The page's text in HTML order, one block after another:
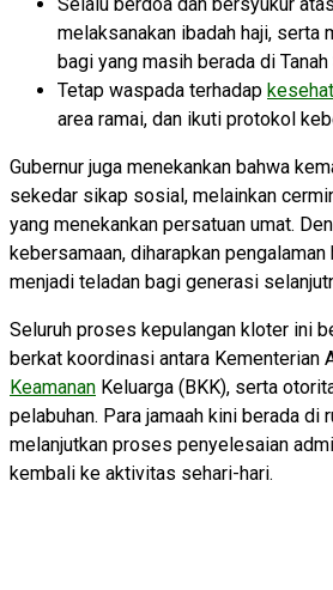
melaksanakan ibadah haji, serta
bagi yang masih berada di Tanah
Tetap waspada terhadap
area ramai, dan ikuti protokol
Gubernur juga menekankan bahwa
sekedar sikap sosial, melainkan
yang menekankan persatuan umat.
kebersamaan, diharapkan
menjadi teladan bagi generasi
Seluruh proses kepulangan kloter ini
berkat koordinasi antara Kementerian
Keamanan Keluarga (BKK), serta
pelabuhan. Para jamaah kini berada di
melanjutkan proses penyelesaian
kembali ke aktivitas sehari-hari.